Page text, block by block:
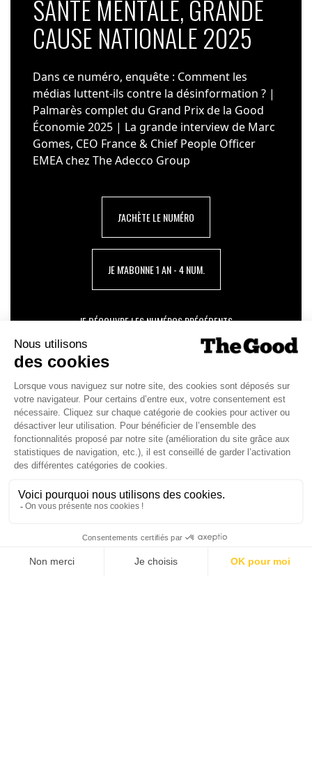
SANTÉ MENTALE, GRANDE
CAUSE NATIONALE 2025
Dans ce numéro, enquête : Comment les
médias luttent-ils contre la désinformation ? |
Palmarès complet du Grand Prix de la Good
Économie 2025 | La grande interview de Marc
Gomes, CEO France & Chief People Officer
EMEA chez The Adecco Group
J'ACHÈTE LE NUMÉRO
JE M'ABONNE 1 AN - 4 NUM.
JE DÉCOUVRE LES NUMÉROS PRÉCÉDENTS
Je suis déjà abonné(e) :
version digitale
SUIVEZ-NOUS